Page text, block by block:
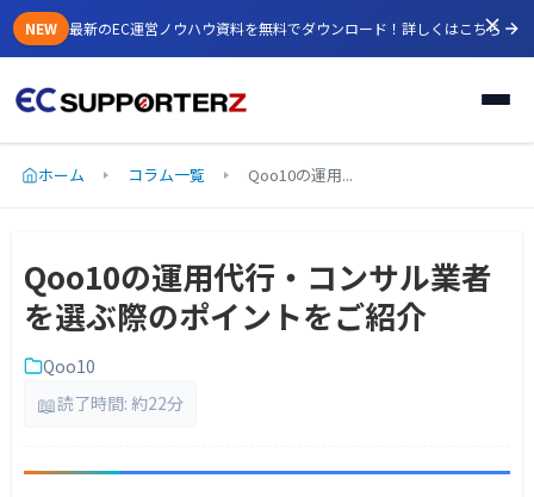
NEW 最新のEC運営ノウハウ資料を無料でダウンロード！ 詳しくはこちら
ホーム コラム一覧 Qoo10の運用...
Qoo10の運用代行・コンサル業者
を選ぶ際のポイントをご紹介
Qoo10
📖読了時間: 約22分